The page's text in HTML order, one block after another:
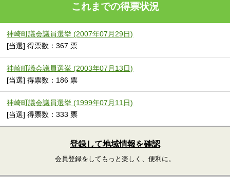
これまでの得票状況
神崎町議会議員選挙 (2007年07月29日)
[当選] 得票数：367 票
神崎町議会議員選挙 (2003年07月13日)
[当選] 得票数：186 票
神崎町議会議員選挙 (1999年07月11日)
[当選] 得票数：333 票
登録して地域情報を確認
会員登録をしてもっと楽しく、便利に。